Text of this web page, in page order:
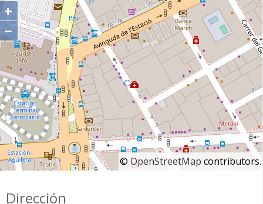
+
−
© OpenStreetMap contributors.
Dirección